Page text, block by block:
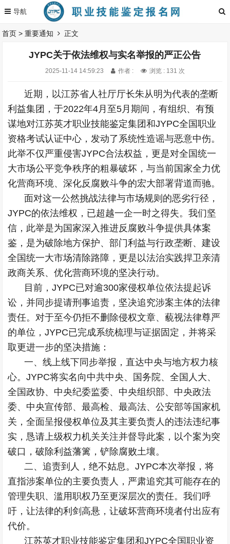
首页 >重要通知 正文
JYPC关于依法维权与实名举报的严正公告
2025-11-14 14:59:23 作者 : 浏览 : 131 次
近期，以江苏省人社厅厅长朱从明为代表的垄断
利益集团，于2022年4月至5月期间，有组织、有预
谋地对江苏英才职业技能鉴定集团和JYPC全国职业
资格考试认证中心，发动了系统性造谣与恶意中伤。
此举不仅严重侵害JYPC合法权益，更是对全国统一
大市场公平竞争秩序的粗暴破坏，与当前国家全力优
化营商环境、深化反腐败斗争的宏大部署背道而驰。
面对这一公然挑战法律与市场规则的恶劣行径，
JYPC的依法维权，已超越一企一时之得失。我们坚
信，此举是为国家深入推进反腐败斗争提供具体案
鉴，是为破除地方保护、部门利益与行政垄断、建设
全国统一大市场清除路障，更是以法治实践捍卫亲清
政商关系、优化营商环境的坚决行动。
目前，JYPC已对逾300家侵权单位依法提起诉
讼，并同步提请刑事追责，坚决追究涉案主体的法律
责任。对于至今仍拒不删除侵权文章、藐视法律尊严
的单位，JYPC已完成系统梳理与证据固定，并将采
取更进一步的坚决措施：
一、线上线下同步举报，直达中央与地方权力核
心。JYPC将实名向中共中央、国务院、全国人大、
全国政协、中央纪委监委、中央组织部、中央政法
委、中央宣传部、最高检、最高法、公安部等国家机
关，全面呈报侵权单位及其主要负责人的违法违纪事
实，恳请上级权力机关关注并督导此案，以个案为突
破口，破除利益藩篱，铲除腐败土壤。
二、追责到人，绝不姑息。JYPC本次举报，将
直指涉案单位的主要负责人，严肃追究其可能存在的
管理失职、滥用职权乃至更深层次的责任。我们呼
吁，让法律的利剑高悬，让破坏营商环境者付出应有
代价。
江苏英才职业技能鉴定集团和JYPC全国职业资